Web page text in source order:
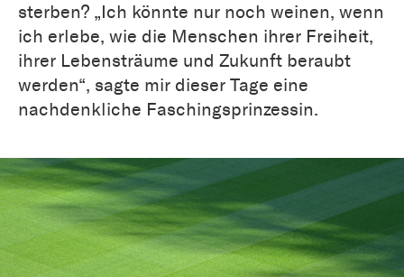
sterben? „Ich könnte nur noch weinen, wenn
ich erlebe, wie die Menschen ihrer Freiheit,
ihrer Lebensträume und Zukunft beraubt
werden“, sagte mir dieser Tage eine
nachdenkliche Faschingsprinzessin.